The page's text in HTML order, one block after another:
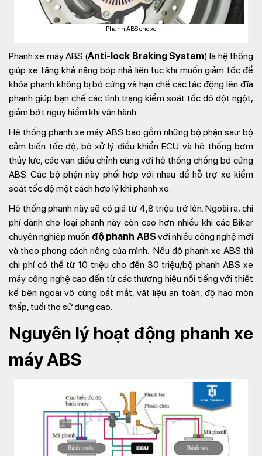
Phanh ABS cho xe
Phanh xe máy ABS (Anti-lock Braking System) là hệ thống
giúp xe tăng khả năng bóp nhả liên tục khi muốn giảm tốc để
khóa phanh không bị bó cứng và hạn chế các tác động lên đĩa
phanh giúp bạn chế các tình trạng kiểm soát tốc độ đột ngột,
giảm bớt nguy hiểm khi vận hành.
Hệ thống phanh xe máy ABS bao gồm những bộ phận sau: bộ
cảm biến tốc độ, bộ xử lý điều khiển ECU và hệ thống bơm
thủy lực, các van điều chỉnh cùng với hệ thống chống bó cứng
ABS. Các bộ phận này phối hợp với nhau để hỗ trợ xe kiểm
soát tốc độ một cách hợp lý khi phanh xe.
Hệ thống phanh này sẽ có giá từ 4,8 triệu trở lên. Ngoài ra, chi
phí dành cho loại phanh này còn cao hơn nhiều khi các Biker
chuyên nghiệp muốn độ phanh ABS với nhiều công nghệ mới
và theo phong cách riêng của mình. Nếu độ phanh xe ABS thì
chi phí có thể từ 10 triệu cho đến 30 triệu/bộ phanh ABS xe
máy công nghệ cao đến từ các thương hiệu nổi tiếng với thiết
kế bên ngoài vô cùng bắt mắt, vật liệu an toàn, độ hao mòn
thấp, tuổi thọ sử dụng cao.
Nguyên lý hoạt động phanh xe
máy ABS